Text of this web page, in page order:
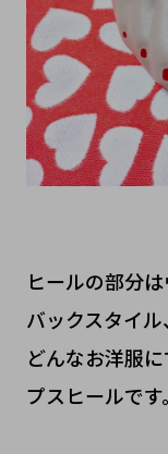
ヒールの部分
バックスタイル
どんなお洋服
プスヒールです。